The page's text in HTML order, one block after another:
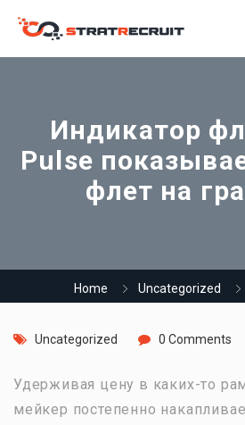
Индикатор
Pulse
флет на
Home Uncategorized
Uncategorized 0 Comments
Удерживая цену в каких-то
мейкер постепенно